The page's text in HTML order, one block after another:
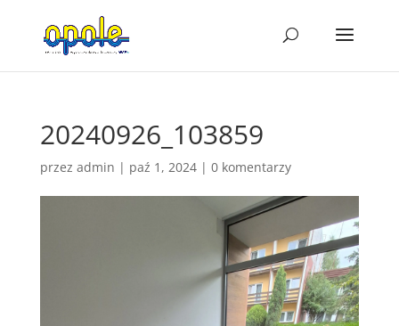
20240926_103859
przez admin | paź 1, 2024| 0 komentarzy